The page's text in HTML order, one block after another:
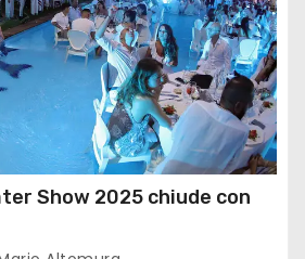
Show 2025 chiude con